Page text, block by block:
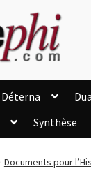
Déterna
Synthèse
Documents pour